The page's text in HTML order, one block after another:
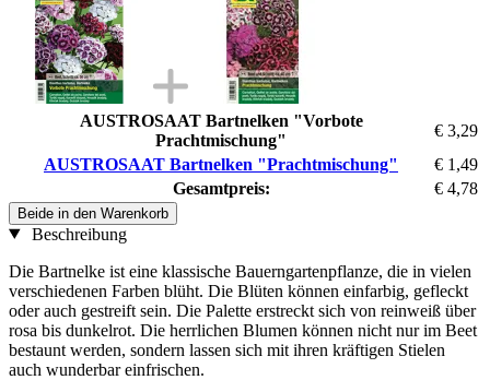
AUSTROSAAT Bartnelken "Vorbote
Prachtmischung"
€ 3,29
AUSTROSAAT Bartnelken "Prachtmischung"
€ 1,49
Gesamtpreis:
€ 4,78
Beide in den Warenkorb
Beschreibung
Die Bartnelke ist eine klassische Bauerngartenpflanze, die in vielen
verschiedenen Farben blüht. Die Blüten können einfarbig, gefleckt
oder auch gestreift sein. Die Palette erstreckt sich von reinweiß über
rosa bis dunkelrot. Die herrlichen Blumen können nicht nur im Beet
bestaunt werden, sondern lassen sich mit ihren kräftigen Stielen
auch wunderbar einfrischen.